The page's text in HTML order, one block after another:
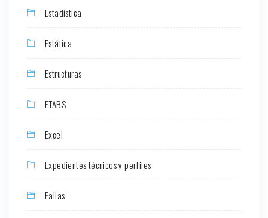
Estadística
Estática
Estructuras
ETABS
Excel
Expedientes técnicos y perfiles
Fallas